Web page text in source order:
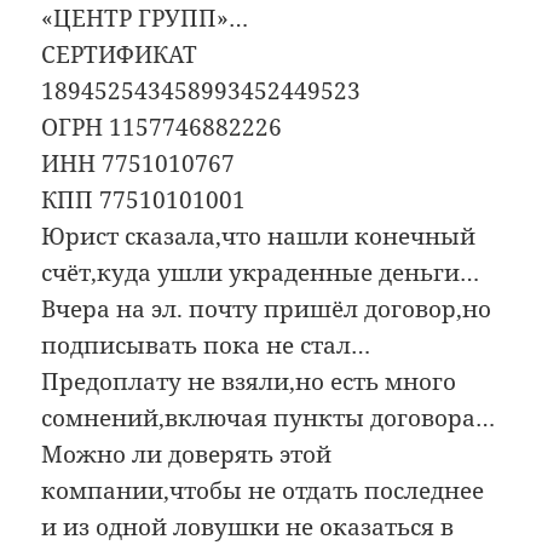
«ЦЕНТР ГРУПП»…
СЕРТИФИКАТ
189452543458993452449523
ОГРН 1157746882226
ИНН 7751010767
КПП 77510101001
Юрист сказала,что нашли конечный
счёт,куда ушли украденные деньги…
Вчера на эл. почту пришёл договор,но
подписывать пока не стал…
Предоплату не взяли,но есть много
сомнений,включая пункты договора…
Можно ли доверять этой
компании,чтобы не отдать последнее
и из одной ловушки не оказаться в